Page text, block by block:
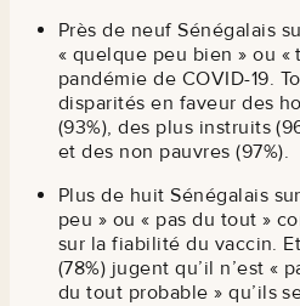
Près de neuf Sénégalais
« quelque peu bien » ou
pandémie de COVID-19.
disparités en faveur des
(93%), des plus instruits
et des non pauvres (97%).
Plus de huit Sénégalais
peu » ou « pas du tout »
sur la fiabilité du vaccin.
(78%) jugent qu’il n’est «
du tout probable » qu’ils